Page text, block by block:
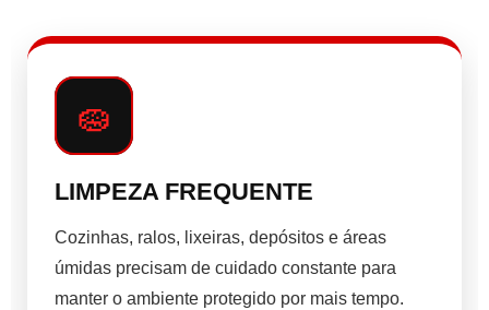
🧽
LIMPEZA FREQUENTE
Cozinhas, ralos, lixeiras, depósitos e áreas
úmidas precisam de cuidado constante para
manter o ambiente protegido por mais tempo.